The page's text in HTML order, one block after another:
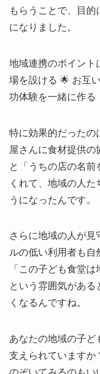
もらうことで、目的
になりました。
地域連携のポイント
場を設ける 🌟 お互
功体験を一緒に作る
特に効果的だったの
屋さんに食材提供の
と「うちの店の名
くれて、地域の人
うになったんです。
さらに地域の人が見
ルの低い利用者も自
「この子ども食堂
という雰囲気がある
くなるんですね。
あなたの地域の子ど
支えられていますか